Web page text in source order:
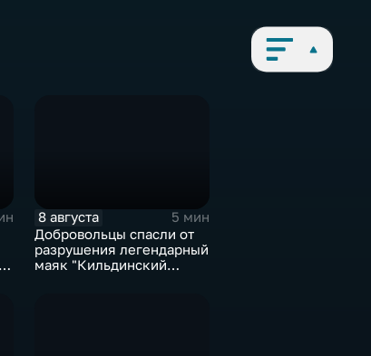
8 августа
5 мин
Добровольцы спасли от
разрушения легендарный
маяк "Кильдинский